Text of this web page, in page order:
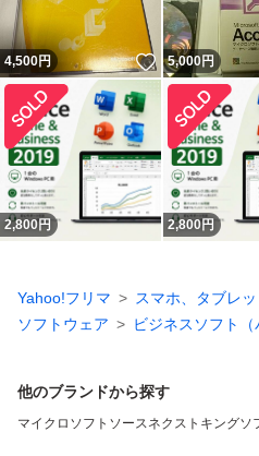
4,500円 いいね！
5,000円
2,800円 2,800円
Yahoo!フリマ
スマホ、タブレ
ソフトウェア
ビジネスソフト（
他のブランドから探す
マイクロソフト ソースネクスト キングソ